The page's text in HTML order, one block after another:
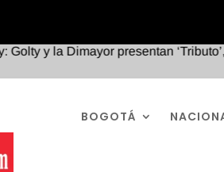
Dimayor presentan ‘Tributo’, el
BOGOTÁ